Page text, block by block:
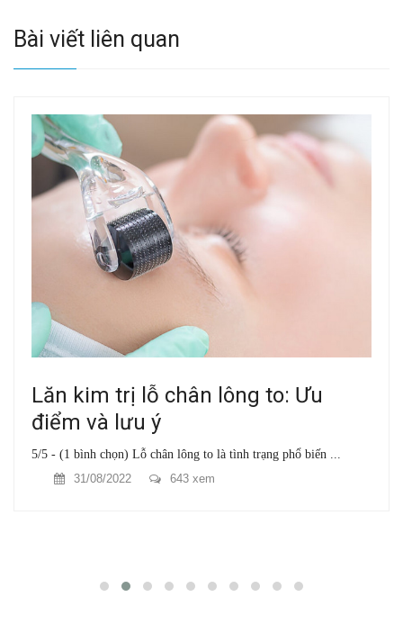
Bài viết liên quan
Lăn kim trị lỗ chân lông to: Ưu
điểm và lưu ý
5/5 - (1 bình chọn) Lỗ chân lông to là tình trạng phổ biến ...
31/08/2022
643 xem